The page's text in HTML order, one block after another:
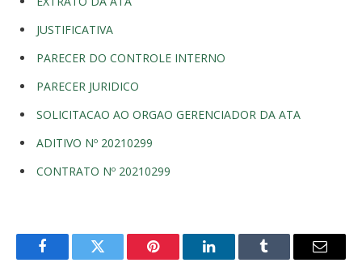
JUSTIFICATIVA
PARECER DO CONTROLE INTERNO
PARECER JURIDICO
SOLICITACAO AO ORGAO GERENCIADOR DA ATA
ADITIVO Nº 20210299
CONTRATO Nº 20210299
FacebookTwitter Pinterest LinkedInTumblr
E-